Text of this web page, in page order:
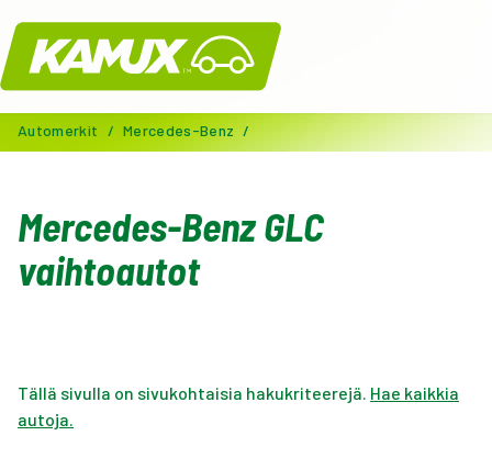
Kamux
Automerkit / Mercedes-Benz /
Mercedes-Benz GLC
vaihtoautot
Tällä sivulla on sivukohtaisia hakukriteerejä. Hae kaikkia
autoja.